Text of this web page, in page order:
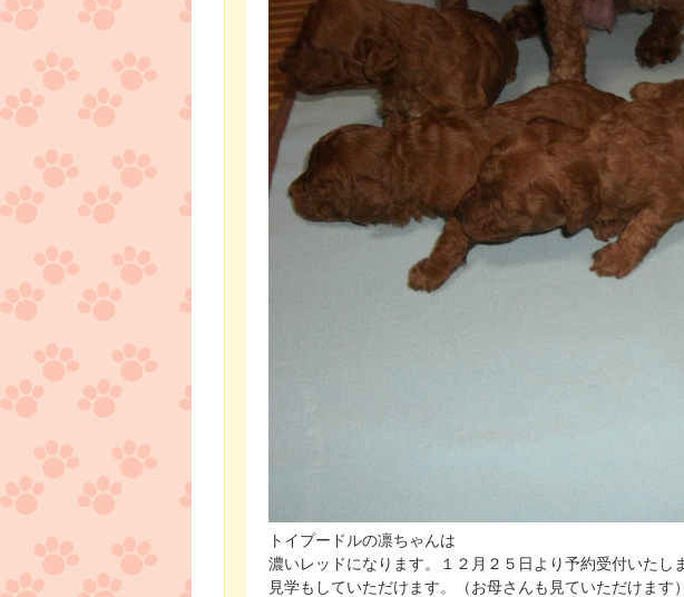
トイプードルの凛ちゃんは
濃いレッドになります。１２月２５日より予約受付いたし
見学もしていただけます。（お母さんも見ていただけます